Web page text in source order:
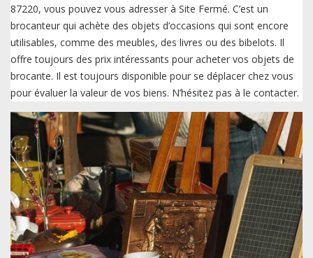
87220, vous pouvez vous adresser à Site Fermé. C’est un
brocanteur qui achète des objets d’occasions qui sont encore
utilisables, comme des meubles, des livres ou des bibelots. Il
offre toujours des prix intéressants pour acheter vos objets de
brocante. Il est toujours disponible pour se déplacer chez vous
pour évaluer la valeur de vos biens. N’hésitez pas à le contacter.